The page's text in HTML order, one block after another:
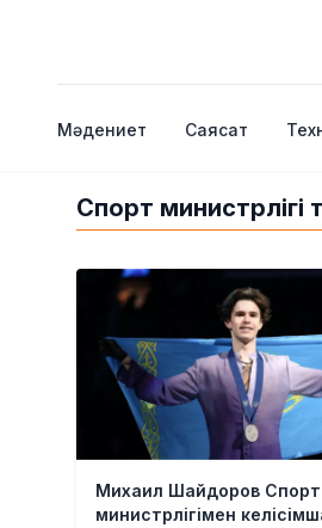
Мәдениет Саясат
Спорт министрлігі
Михаил Шайдоров Спорт
министрлігімен